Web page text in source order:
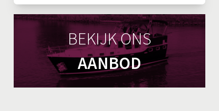
BEKIJK ONS
AANBOD